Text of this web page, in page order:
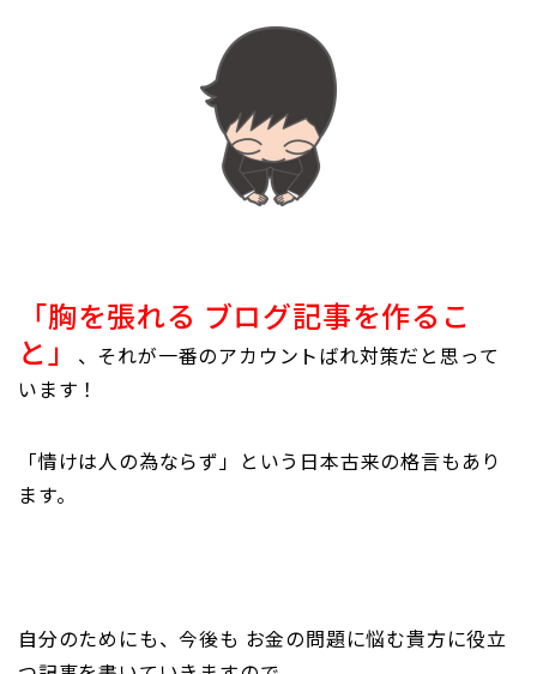
「胸を張れる ブログ記事を作るこ
と」
、それが一番のアカウントばれ対策だと思って
います！
「情けは人の為ならず」という日本古来の格言もあり
ます。
自分のためにも、今後も お金の問題に悩む貴方に役立